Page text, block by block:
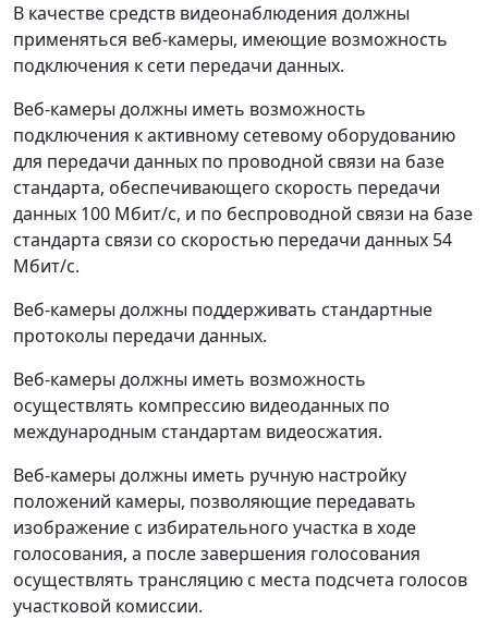
В качестве средств видеонаблюдения должны
применяться веб-камеры, имеющие возможность
подключения к сети передачи данных.
Веб-камеры должны иметь возможность
подключения к активному сетевому оборудованию
для передачи данных по проводной связи на базе
стандарта, обеспечивающего скорость передачи
данных 100 Мбит/с, и по беспроводной связи на базе
стандарта связи со скоростью передачи данных 54
Мбит/с.
Веб-камеры должны поддерживать стандартные
протоколы передачи данных.
Веб-камеры должны иметь возможность
осуществлять компрессию видеоданных по
международным стандартам видеосжатия.
Веб-камеры должны иметь ручную настройку
положений камеры, позволяющие передавать
изображение с избирательного участка в ходе
голосования, а после завершения голосования
осуществлять трансляцию с места подсчета голосов
участковой комиссии.